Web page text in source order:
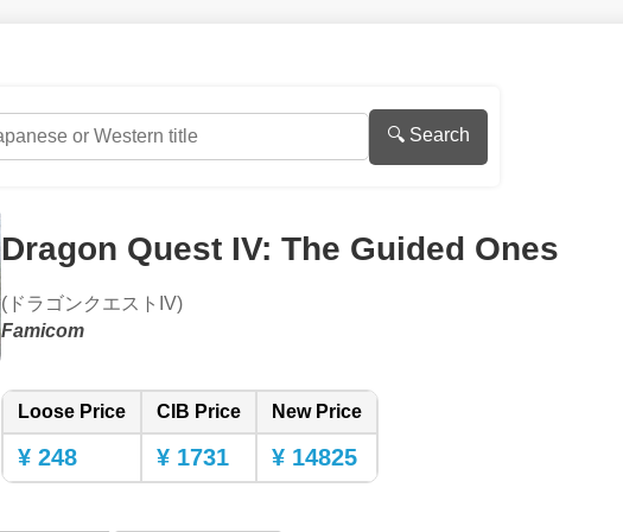
🔍 Search
Dragon Quest IV: The Guided Ones
(ドラゴンクエストIV)
Famicom
Loose Price CIB Price New Price
¥ 248 ¥ 1731 ¥ 14825